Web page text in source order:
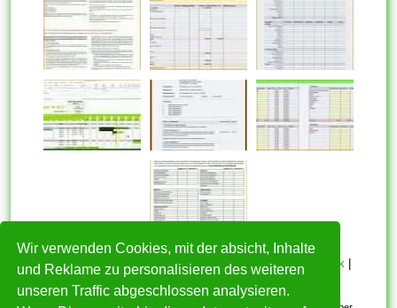
Wir verwenden Cookies, mit der absicht, Inhalte
und Reklame zu personalisieren des weiteren
unseren Traffic abgeschlossen analysieren.
HOME Datenschutzerklärung |Cookie Politik |
Copyright
Nutzungsbedingungen